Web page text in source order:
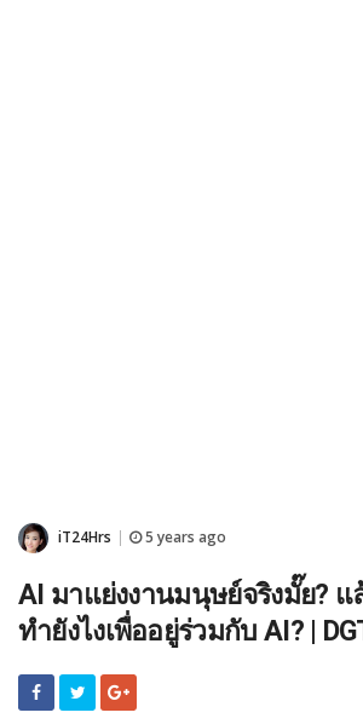
iT24Hrs 5 years ago
AI มาแย่งงานมนุษย์จริงมั๊ย?
ทำยังไงเพื่ออยู่ร่วมกับ AI? |